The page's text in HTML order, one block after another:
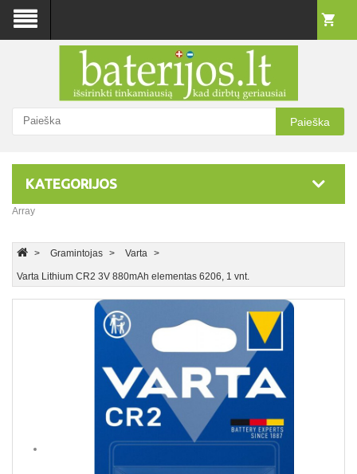
Paieška
KATEGORIJOS
Array
Gramintojas Varta
Varta Lithium CR2 3V 880mAh elementas 6206, 1 vnt.